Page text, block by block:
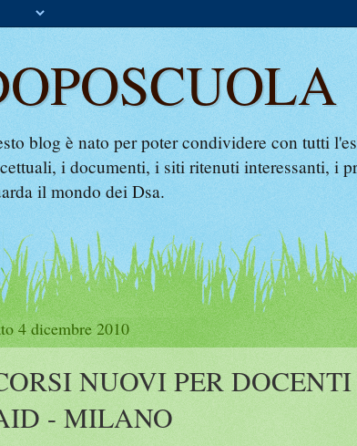
blog è nato per poter condividere con tutti
i documenti, i siti ritenuti interessanti, i
il mondo dei Dsa.
4 dicembre 2010
NUOVI PER DOCENTI
- MILANO